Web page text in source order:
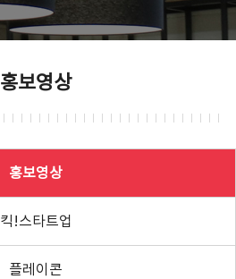
홍보영상
홍보영상
킥!스타트업
플레이콘